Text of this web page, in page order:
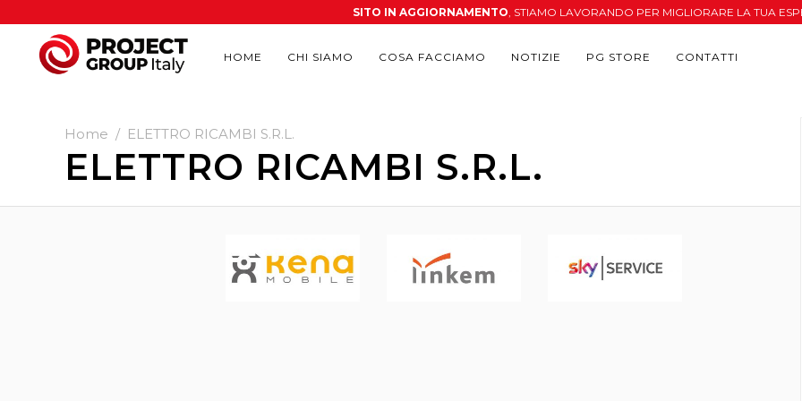
SITO IN AGGIORNAMENTO, STIAMO LAVORANDO PER MIGLIORARE LA TUA
HOME CHI SIAMO COSA FACCIAMO NOTIZIE PG STORE CONTATTI
Home / ELETTRO RICAMBI S.R.L.
ELETTRO RICAMBI S.R.L.